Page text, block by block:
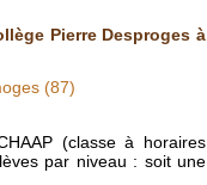
Pierre Desproges à
(87)
(classe à horaires
par niveau : soit une